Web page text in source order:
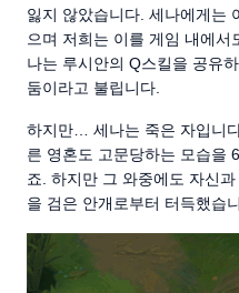
잃지 않았습니다. 세나에게는
으며 저희는 이를 게임 내에서
나는 루시안의 Q스킬을 공유
둠이라고 불립니다.
하지만… 세나는 죽은 자입니
른 영혼도 고문당하는 모습을
죠. 하지만 그 와중에도 자신
을 검은 안개로부터 터득했습